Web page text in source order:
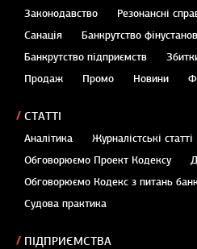
Законодавство Резонансні
Санація
Банкрутство фінустанов
Банкрутство підприємств
Продаж
Промо Новини
СТАТТІ
Аналітика Журналістські статті
Обговорюємо Проект Кодексу
Обговорюємо Кодекс з питань
Судова практика
ПІДПРИЄМСТВА